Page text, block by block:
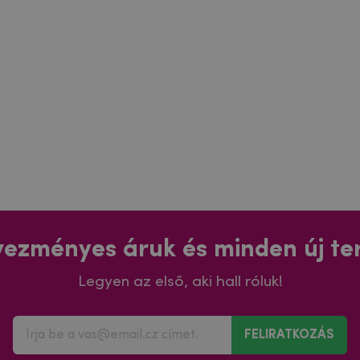
áruk és minden új
Legyen az első, aki hall róluk!
FELIRATKOZÁS